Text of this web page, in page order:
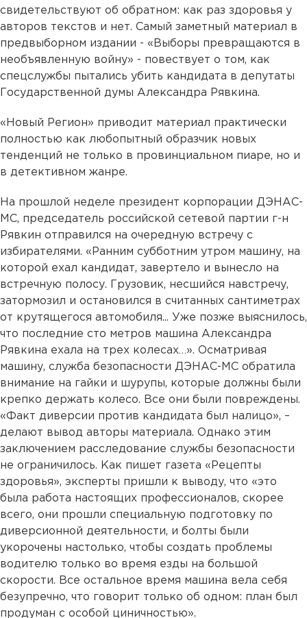
свидетельствуют об обратном: как раз здоровья у
авторов текстов и нет. Самый заметный материал в
предвыборном издании - «Выборы превращаются в
необъявленную войну» - повествует о том, как
спецслужбы пытались убить кандидата в депутаты
Государственной думы Александра Рявкина.
«Новый Регион» приводит материал практически
полностью как любопытный образчик новых
тенденций не только в провинциальном пиаре, но и
в детективном жанре.
На прошлой неделе президент корпорации ДЭНАС-
МС, председатель российской сетевой партии г-н
Рявкин отправился на очередную встречу с
избирателями. «Ранним субботним утром машину, на
которой ехал кандидат, завертело и вынесло на
встречную полосу. Грузовик, несшийся навстречу,
затормозил и остановился в считанных сантиметрах
от крутящегося автомобиля... Уже позже выяснилось,
что последние сто метров машина Александра
Рявкина ехала на трех колесах…». Осматривая
машину, служба безопасности ДЭНАС-МС обратила
внимание на гайки и шурупы, которые должны были
крепко держать колесо. Все они были повреждены.
«Факт диверсии против кандидата был налицо», –
делают вывод авторы материала. Однако этим
заключением расследование службы безопасности
не ограничилось. Как пишет газета «Рецепты
здоровья», эксперты пришли к выводу, что «это
была работа настоящих профессионалов, скорее
всего, они прошли специальную подготовку по
диверсионной деятельности, и болты были
укорочены настолько, чтобы создать проблемы
водителю только во время езды на большой
скорости. Все остальное время машина вела себя
безупречно, что говорит только об одном: план был
продуман с особой циничностью».